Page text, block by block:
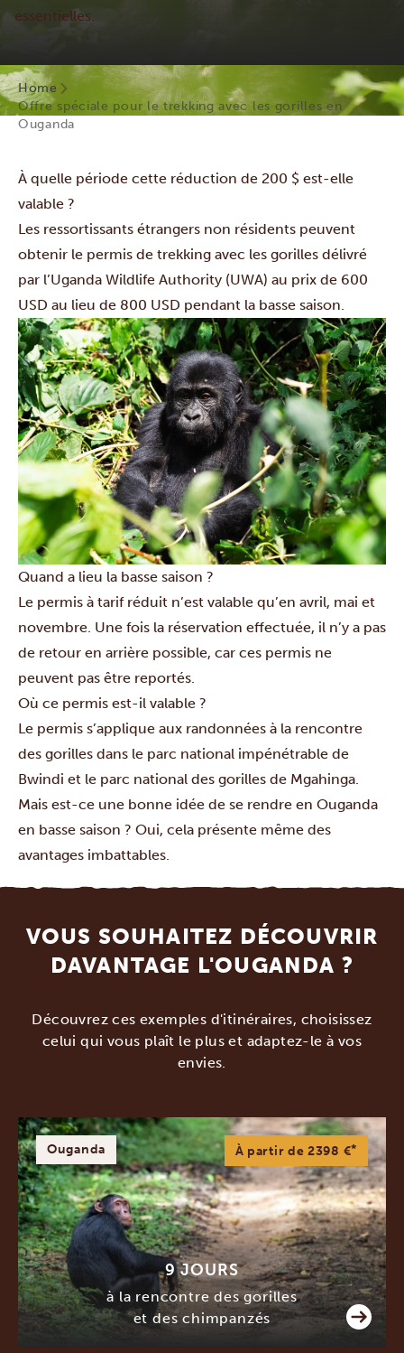
essentielles.
Home
Offre spéciale pour le trekking avec les gorilles en
Ouganda
À quelle période cette réduction de 200 $ est-elle
valable ?
Les ressortissants étrangers non résidents peuvent
obtenir le permis de trekking avec les gorilles délivré
par l’Uganda Wildlife Authority (UWA) au prix de 600
USD au lieu de 800 USD pendant la basse saison.
Quand a lieu la basse saison ?
Le permis à tarif réduit n’est valable qu’en avril, mai et
novembre. Une fois la réservation effectuée, il n’y a pas
de retour en arrière possible, car ces permis ne
peuvent pas être reportés.
Où ce permis est-il valable ?
Le permis s’applique aux randonnées à la rencontre
des gorilles dans le parc national impénétrable de
Bwindi et le parc national des gorilles de Mgahinga
Mais est-ce une bonne idée de se rendre en Ouganda
en basse saison ? Oui, cela présente même des
avantages imbattables.
VOUS SOUHAITEZ DÉCOUVRIR
DAVANTAGE L'OUGANDA ?
Découvrez ces exemples d'itinéraires, choisissez
celui qui vous plaît le plus et adaptez-le à vos
envies.
Ouganda À partir de 2398 €*
9 JOURS
à la rencontre des gorilles
et des chimpanzés